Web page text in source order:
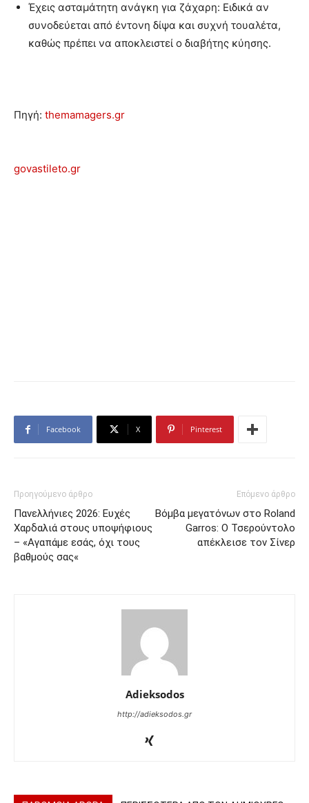
Έχεις ασταμάτητη ανάγκη για ζάχαρη: Ειδικά αν
συνοδεύεται από έντονη δίψα και συχνή τουαλέτα,
καθώς πρέπει να αποκλειστεί ο διαβήτης κύησης.
Πηγή: themamagers.gr
govastileto.gr
Facebook X Pinterest
Προηγούμενο άρθρο
Πανελλήνιες 2026: Ευχές
Χαρδαλιά στους υποψήφιους
– «Αγαπάμε εσάς, όχι τους
βαθμούς σας«
Επόμενο άρθρο
Βόμβα μεγατόνων στο Roland
Garros: Ο Τσερούντολο
απέκλεισε τον Σίνερ
Adieksodos
http://adieksodos.gr